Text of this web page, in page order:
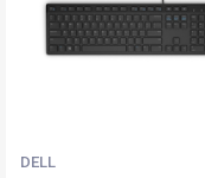
DELL